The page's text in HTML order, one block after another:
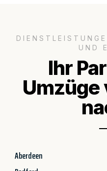
UND
Ihr
Umzüge
Aberdeen